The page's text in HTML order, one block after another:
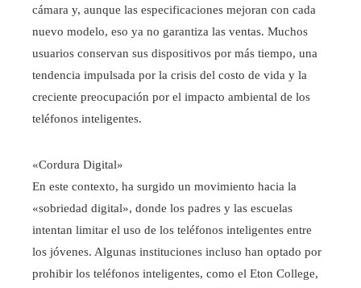
cámara y, aunque las especificaciones mejoran con cada
nuevo modelo, eso ya no garantiza las ventas. Muchos
usuarios conservan sus dispositivos por más tiempo, una
tendencia impulsada por la crisis del costo de vida y la
creciente preocupación por el impacto ambiental de los
teléfonos inteligentes.
«Cordura Digital»
En este contexto, ha surgido un movimiento hacia la
«sobriedad digital», donde los padres y las escuelas
intentan limitar el uso de los teléfonos inteligentes entre
los jóvenes. Algunas instituciones incluso han optado por
prohibir los teléfonos inteligentes, como el Eton College,